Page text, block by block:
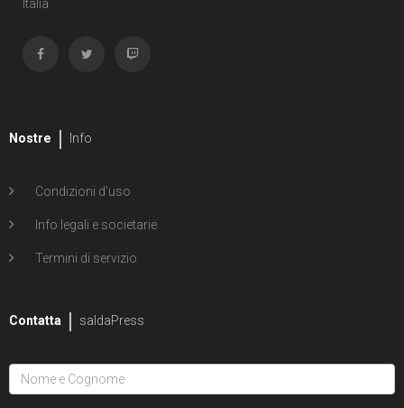
Italia
Nostre Info
Condizioni d'uso
Info legali e societarie
Termini di servizio
Contatta saldaPress